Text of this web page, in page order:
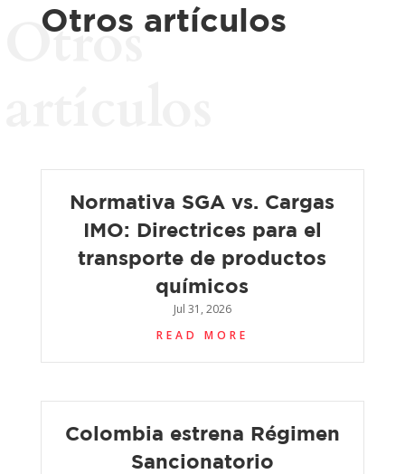
Otros artículos
Otros
Normativa SGA vs. Cargas
IMO: Directrices para el
transporte de productos
químicos
Jul 31, 2026
READ MORE
Colombia estrena Régimen
Sancionatorio